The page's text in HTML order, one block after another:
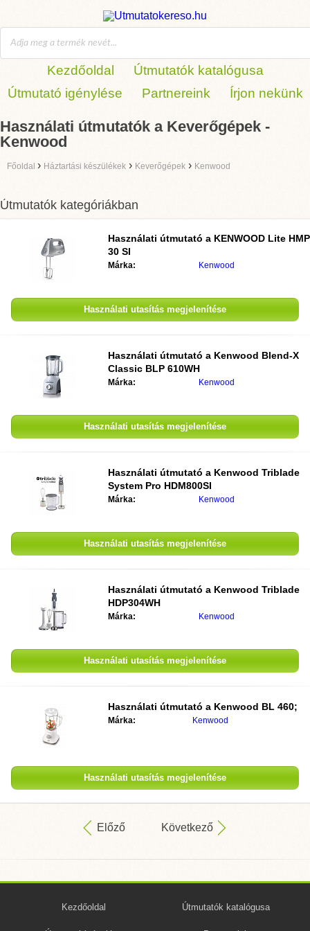
Kezdőoldal
Útmutatók katalógusa
Útmutató igénylése
Partnereink Írjon nekünk
Használati útmutatók a Keverőgépek -
Kenwood
Főoldal › Háztartási készülékek › Keverőgépek › Kenwood
Útmutatók kategóriákban
Használati útmutató a KENWOOD Lite HMP
30 SI
Márka: Kenwood
Használati utasítás megjelenítése
Használati útmutató a Kenwood Blend-X
Classic BLP 610WH
Márka: Kenwood
Használati utasítás megjelenítése
Használati útmutató a Kenwood Triblade
System Pro HDM800SI
Márka: Kenwood
Használati utasítás megjelenítése
Használati útmutató a Kenwood Triblade
HDP304WH
Márka: Kenwood
Használati utasítás megjelenítése
Használati útmutató a Kenwood BL 460;
Márka: Kenwood
Használati utasítás megjelenítése
Előző Következő
Kezdőoldal Útmutatók katalógusa